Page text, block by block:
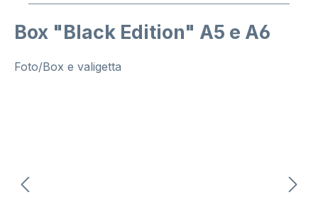
Box "Black Edition" A5 e A6
Foto/Box e valigetta